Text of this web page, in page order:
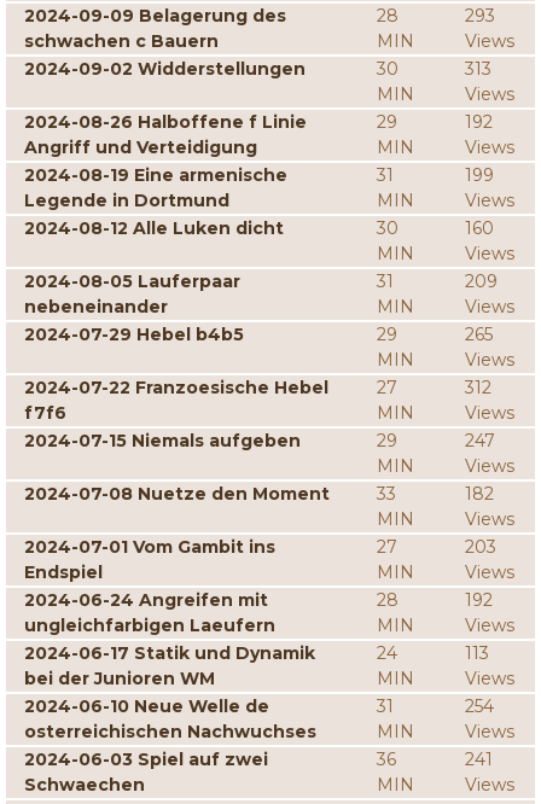
2024-09-09 Belagerung des
schwachen c Bauern
28
MIN
293
Views
2024-09-02 Widderstellungen
30
MIN
313
Views
2024-08-26 Halboffene f Linie
Angriff und Verteidigung
29
MIN
192
Views
2024-08-19 Eine armenische
Legende in Dortmund
31
MIN
199
Views
2024-08-12 Alle Luken dicht
30
MIN
160
Views
2024-08-05 Lauferpaar
nebeneinander
31
MIN
209
Views
2024-07-29 Hebel b4b5
29
MIN
265
Views
2024-07-22 Franzoesische Hebel
f7f6
27
MIN
312
Views
2024-07-15 Niemals aufgeben
29
MIN
247
Views
2024-07-08 Nuetze den Moment
33
MIN
182
Views
2024-07-01 Vom Gambit ins
Endspiel
27
MIN
203
Views
2024-06-24 Angreifen mit
ungleichfarbigen Laeufern
28
MIN
192
Views
2024-06-17 Statik und Dynamik
bei der Junioren WM
24
MIN
113
Views
2024-06-10 Neue Welle de
osterreichischen Nachwuchses
31
MIN
254
Views
2024-06-03 Spiel auf zwei
Schwaechen
36
MIN
241
Views